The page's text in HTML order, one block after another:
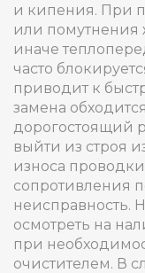
и кипения. При
или помутнения
иначе
часто
приводит к
замена
дорогостоящий
выйти из строя
износа
сопротивления
неисправность.
осмотреть на
при
очистителем. В